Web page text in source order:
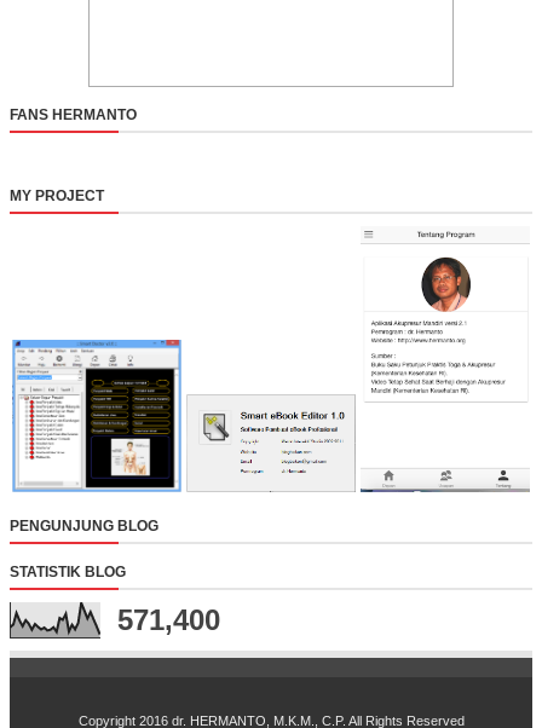
FANS HERMANTO
MY PROJECT
PENGUNJUNG BLOG
STATISTIK BLOG
571,400
Copyright 2016 dr. HERMANTO, M.K.M., C.P. All Rights Reserved